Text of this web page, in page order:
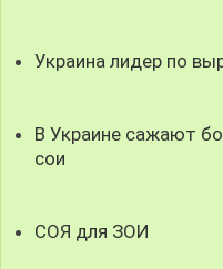
Украина лидер по
В Украине сажают
сои
СОЯ для ЗОИ